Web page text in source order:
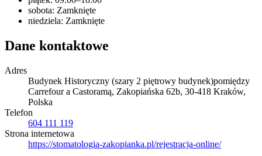
sobota: Zamknięte
niedziela: Zamknięte
Dane kontaktowe
Adres
Budynek Historyczny (szary 2 piętrowy budynek)pomiędzy
Carrefour a Castoramą, Zakopiańska 62b, 30-418 Kraków,
Polska
Telefon
604 111 119
Strona internetowa
https://stomatologia-zakopianka.pl/rejestracja-online/